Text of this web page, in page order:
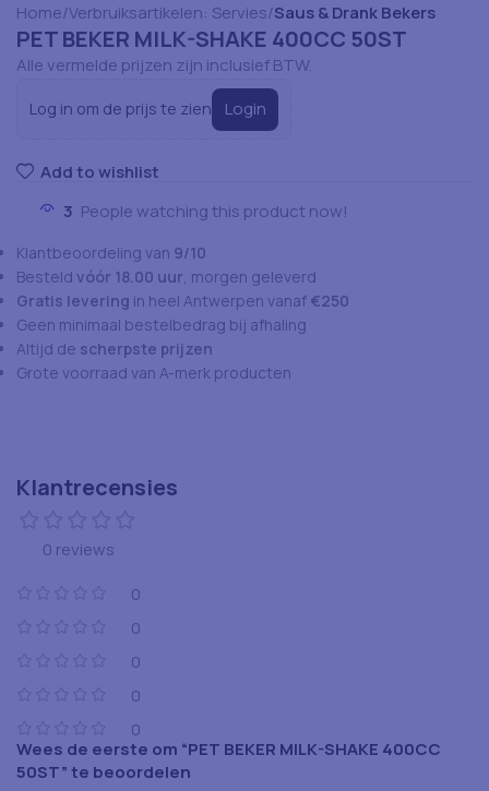
Home Verbruiksartikelen: Servies Saus & Drank Bekers
PET BEKER MILK-SHAKE 400CC 50ST
Alle vermelde prijzen zijn inclusief BTW.
Log in om de prijs te zien Login
Add to wishlist
3 People watching this product now!
Klantbeoordeling van 9/10
Besteld vóór 18.00 uur, morgen geleverd
Gratis levering in heel Antwerpen vanaf €250
Geen minimaal bestelbedrag bij afhaling
Altijd de scherpste prijzen
Grote voorraad van A-merk producten
Klantrecensies
0 reviews
0
0
0
0
0
Wees de eerste om “PET BEKER MILK-SHAKE 400CC
50ST” te beoordelen